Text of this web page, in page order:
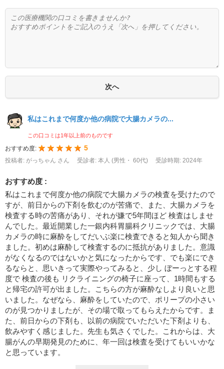
私はこれまで何度か他の病院で大腸カメラの...
この口コミは1年以上前のものです
おすすめ度: 5
投稿者: がっちゃん さん 受診者: 本人 (男性・ 60代) 受診時期: 2024年
おすすめ度 :
私はこれまで何度か他の病院で大腸カメラの検査を受けたので
すが、前日からの下剤を飲むのが苦痛で、また、大腸カメラを
検査する時の苦痛があり、それが嫌で5年間ほど 検査はしませ
んでした。最近開業した一銀内科胃腸科クリニックでは、大腸
カメラの時に麻酔をしてだいぶ楽に検査できると知人から聞き
ました。初めは麻酔して検査するのに抵抗がありました。意識
がなくなるのではないかと気になったからです、でも楽にでき
るならと、思いきって実際やってみると、少し ぼーっとする程
度で 検査の後も リクライニングの椅子に座って、1時間もする
と帰宅の許可が出ました。こちらの方が麻酔なしより良いと思
いました。なぜなら、麻酔をしていたので、ポリープの小さい
のが見つかりましたが、その場で取ってもらえたからです。ま
た、前日からの下剤も、以前の病院でいただいた下剤よりも、
飲みやすく感じました。先生も気さくでした。これからは、大
腸がんの早期発見のために、年一回は検査を受けてもいいかな
と思っています。